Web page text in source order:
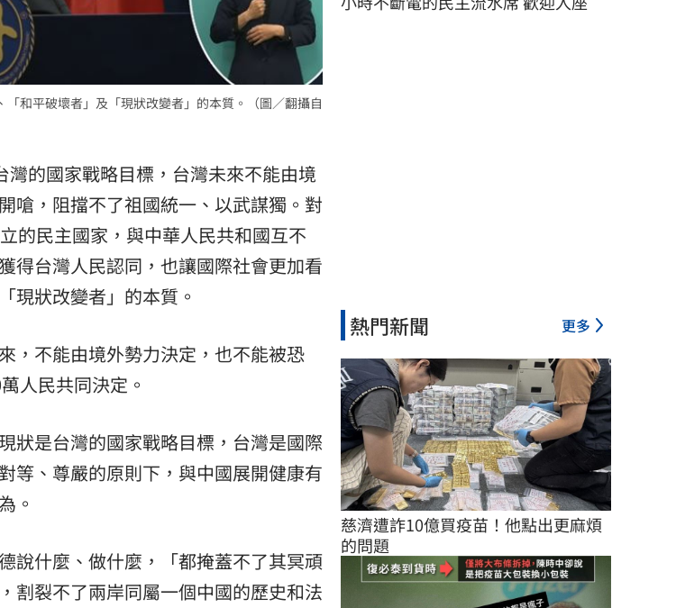
和平破壞者」及「現狀改變者」的本質。（圖／翻攝自
的國家戰略目標，台灣未來不能由境
嗆，阻擋不了祖國統一、以武謀獨。對
的民主國家，與中華人民共和國互不
得台灣人民認同，也讓國際社會更加看
現狀改變者」的本質。
，不能由境外勢力決定，也不能被恐
人民共同決定。
狀是台灣的國家戰略目標，台灣是國際
等、尊嚴的原則下，與中國展開健康有
。
說什麼、做什麼，「都掩蓋不了其冥頑
割裂不了兩岸同屬一個中國的歷史和法
熱門新聞 更多
慈濟遭詐10億買疫苗！他點出更麻煩
的問題